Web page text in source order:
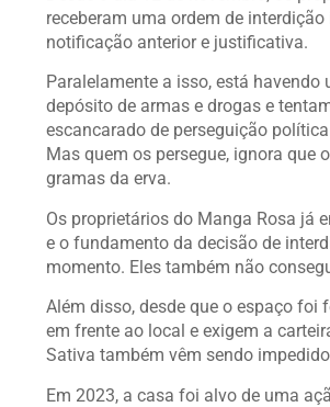
receberam uma ordem de
notificação anterior e justificativa.
Paralelamente a isso, está
depósito de armas e drogas e
escancarado de perseguição
Mas quem os persegue, ignora que
gramas da erva.
Os proprietários do Manga Rosa já
e o fundamento da decisão de
momento. Eles também não
Além disso, desde que o espaço
em frente ao local e exigem a
Sativa também vêm sendo
Em 2023, a casa foi alvo de uma